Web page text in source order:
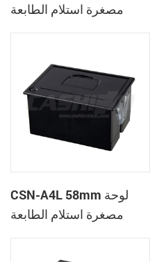
مصغرة استلام الطابعة
CSN-A4L 58mm لوحة
مصغرة استلام الطابعة